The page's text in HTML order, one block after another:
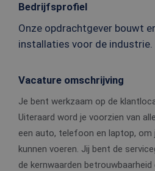
Bedrijfsprofiel
Onze opdrachtgever bouwt
installaties voor de industrie.
Vacature omschrijving
Je bent werkzaam op de
Uiteraard word je voorzien van
een auto, telefoon en laptop, om
kunnen voeren. Jij bent de
de kernwaarden